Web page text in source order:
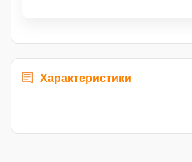
Характеристики